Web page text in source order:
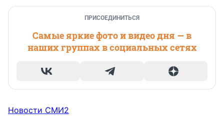
ПРИСОЕДИНИТЬСЯ
Самые яркие фото и видео дня — в
наших группах в социальных сетях
Новости СМИ2